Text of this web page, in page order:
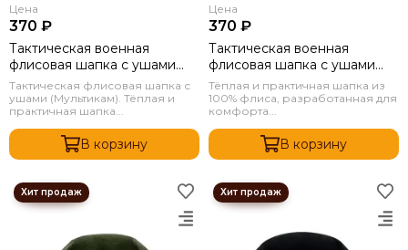
Цена
370 ₽
Тактическая военная
флисовая шапка с ушами
Мультикам
Тактическая флисовая шапка с
ушами (Мультикам). Тёплая и
практичная шапка...
В корзину
Цена
370 ₽
Тактическая военная
флисовая шапка с ушами
Мох
Тёплая и практичная шапка из
100% флиса, разработанная для
комфорта...
В корзину